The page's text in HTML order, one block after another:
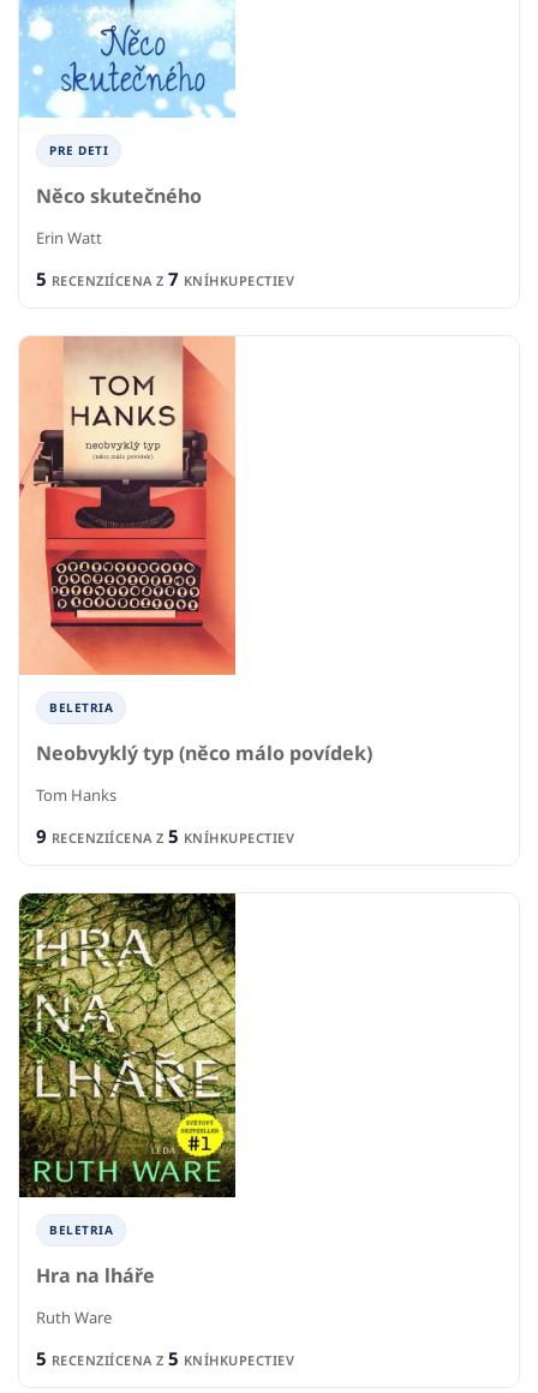
PRE DETI
Něco skutečného
Erin Watt
5 RECENZIÍCENA Z 7 KNÍHKUPECTIEV
BELETRIA
Neobvyklý typ (něco málo povídek)
Tom Hanks
9 RECENZIÍCENA Z 5 KNÍHKUPECTIEV
BELETRIA
Hra na lháře
Ruth Ware
5 RECENZIÍCENA Z 5 KNÍHKUPECTIEV